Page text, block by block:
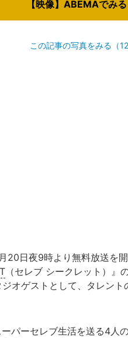
【映像】ABEMAでみる
この記事の写真をみる（12
20日夜9時より無料放送を
（セレブ シークレット）
オゲストとして、タレント
パーセレブ生活を送る4人